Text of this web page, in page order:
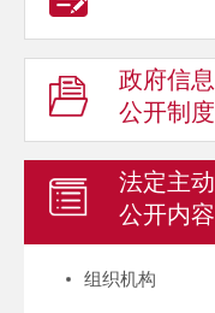
政府信息
公开制度
法定主动
公开内容
组织机构